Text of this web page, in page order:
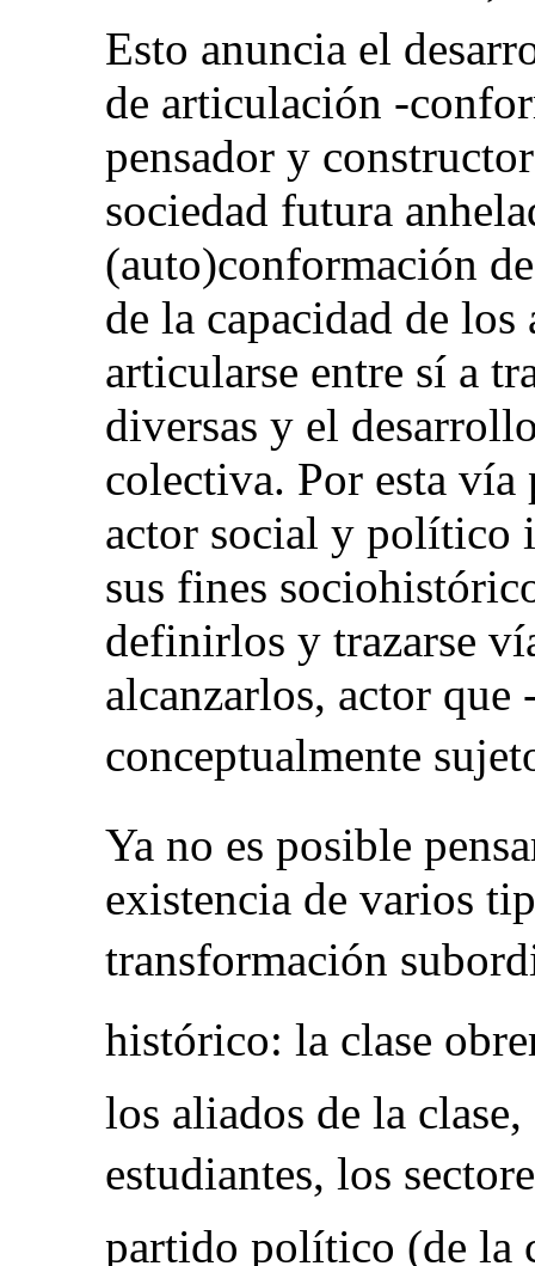
Esto anuncia el
de articulación -
pensador y
sociedad futura
(auto)conformación
de la capacidad de los
articularse entre sí a
diversas y el
colectiva. Por esta
actor social y político
sus fines
definirlos y trazarse
alcanzarlos, actor
conceptualmente
Ya no es posible
existencia de varios
transformación
histórico: la clase
los aliados de la
estudiantes, los
partido político (de la